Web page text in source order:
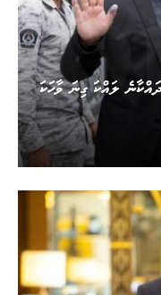
ލައްކަ ގިނަ ވާހަކަ